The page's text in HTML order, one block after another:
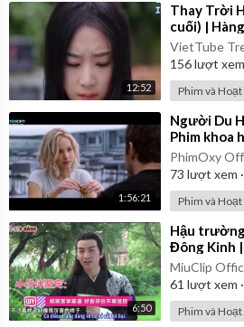
12:52
⁣Thay Trời
cuối) |
chú chó
VietTube
156lượt xem
Phim và
1:56:21
⁣Người Du
Phim khoa
nhất |
PhimOxy
73 lượt xem ·
Phim và
6:50
⁣Hậu
Đông Kinh
MiuClip
61 lượt xem ·
Phim và